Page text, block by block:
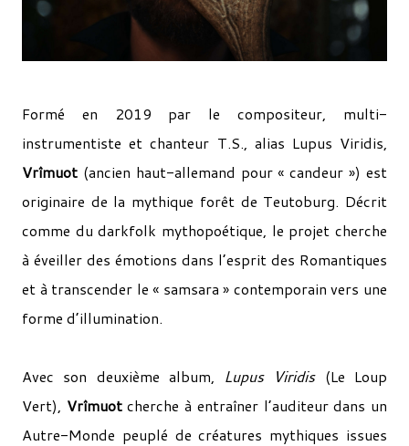
Formé en 2019 par le compositeur, multi-
instrumentiste et chanteur T.S., alias Lupus Viridis,
Vrîmuot (ancien haut-allemand pour « candeur ») est
originaire de la mythique forêt de Teutoburg. Décrit
comme du darkfolk mythopoétique, le projet cherche
à éveiller des émotions dans l’esprit des Romantiques
et à transcender le « samsara » contemporain vers une
forme d’illumination.
Avec son deuxième album, Lupus Viridis(Le Loup
Vert), Vrîmuotcherche à entraîner l’auditeur dans un
Autre-Monde peuplé de créatures mythiques issues